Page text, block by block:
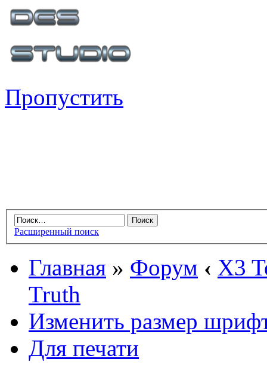
Пропустить
Расширенный поиск
Главная » Форум ‹ X3
Truth
Изменить размер
Для печати